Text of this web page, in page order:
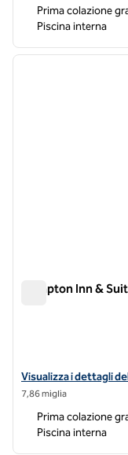
Prima colazione
Piscina interna
1 di 12
Hampton Inn &
Visualizza i dettagli
Visualizza i dettagli
7,86 miglia
Prima colazione
Piscina interna